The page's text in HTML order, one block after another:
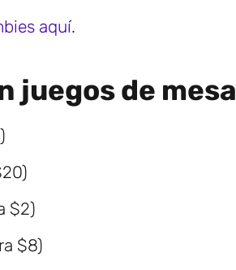
aquí.
juegos de mesa
$2)
$8)